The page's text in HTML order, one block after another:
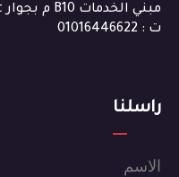
مبني الخدمات B10 م بجوار penny market .
ت : 01016446622
راسلنا
الاسم